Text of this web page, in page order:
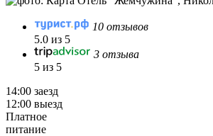
10 отзывов
5.0 из 5
3 отзыва
5 из 5
14:00 заезд
12:00 выезд
Платное
питание